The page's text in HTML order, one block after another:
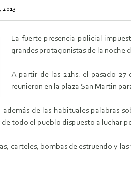
2013
La fuerte presencia policial
grandes protagonistas de la noche
A partir de las 21hs. el pasado 27
reunieron en la plaza San Martin
además de las habituales palabras
todo el pueblo dispuesto a luchar
carteles, bombas de estruendo y